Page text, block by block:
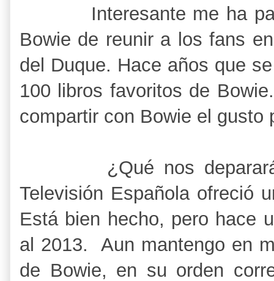
Interesante me ha
Bowie de reunir a los fans
del Duque. Hace años que
100 libros favoritos de
compartir con Bowie el gusto
¿Qué nos deparará el
Televisión Española ofreció
Está bien hecho, pero hace
al 2013. Aun mantengo en
de Bowie, en su orden